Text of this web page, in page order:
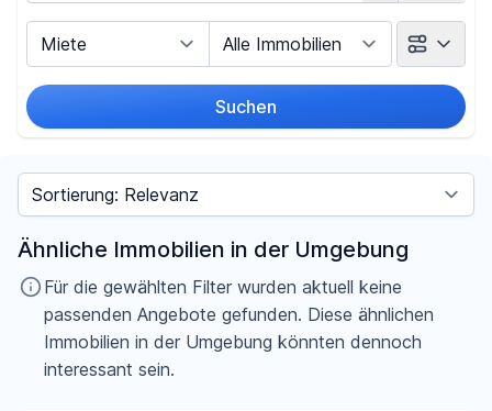
Suchen
Preis
Sortieren nach
Ähnliche Immobilien in der Umgebung
Für die gewählten Filter wurden aktuell keine
passenden Angebote gefunden. Diese ähnlichen
Immobilien in der Umgebung könnten dennoch
interessant sein.